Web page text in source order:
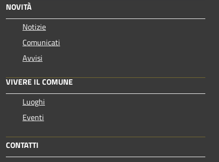
NOVITÀ
Notizie
Comunicati
Avvisi
VIVERE IL COMUNE
Luoghi
Eventi
CONTATTI